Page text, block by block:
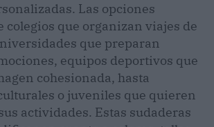
Las opciones
colegios que organizan viajes de
que preparan
equipos deportivos que
cohesionada, hasta
o juveniles que quieren
actividades. Estas sudaderas